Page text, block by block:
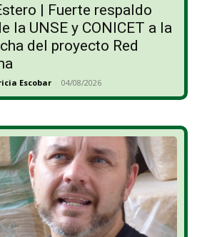
| Fuerte respaldo
la UNSE y CONICET a la
del proyecto Red
Escobar - 04/08/2026